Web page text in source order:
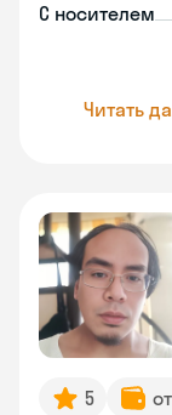
С носителем
Читать
5